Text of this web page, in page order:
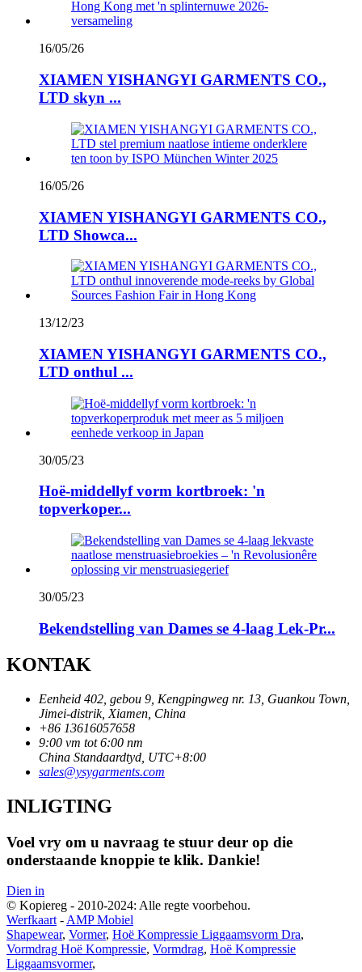
16/05/26
XIAMEN YISHANGYI GARMENTS CO.,
LTD skyn ...
16/05/26
XIAMEN YISHANGYI GARMENTS CO.,
LTD Showca...
13/12/23
XIAMEN YISHANGYI GARMENTS CO.,
LTD onthul ...
30/05/23
Hoë-middellyf vorm kortbroek: 'n
topverkoper...
30/05/23
Bekendstelling van Dames se 4-laag Lek-Pr...
KONTAK
Eenheid 402, gebou 9, Kengpingweg nr. 13, Guankou Town,
Jimei-distrik, Xiamen, China
+86 13616057658
9:00 vm tot 6:00 nm
China Standaardtyd, UTC+8:00
sales@ysygarments.com
INLIGTING
Voel vry om u navraag te stuur deur op die
onderstaande knoppie te klik. Dankie!
Dien in
© Kopiereg - 2010-2024: Alle regte voorbehou.
Werfkaart - AMP Mobiel
Shapewear, Vormer, Hoë Kompressie Liggaamsvorm Dra,
Vormdrag Hoë Kompressie, Vormdrag, Hoë Kompressie
Liggaamsvormer,